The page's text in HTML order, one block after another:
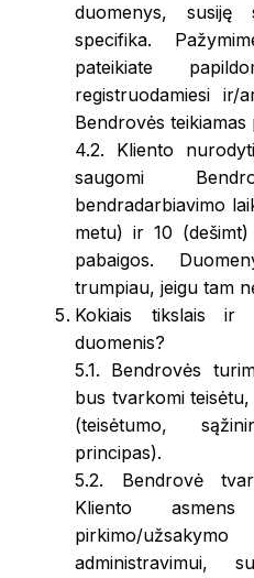
duomenys, susiję
specifika.
pateikiate
registruodamiesi ir/
Bendrovės teikiamas
4.2. Kliento
saugomi
bendradarbiavimo
metu) ir 10
pabaigos.
trumpiau, jeigu tam
Kokiais tikslais ir
duomenis?
5.1. Bendrovės
bus tvarkomi
(teisėtumo,
principas).
5.2. Bendrovė
Kliento
pirkimo/
administravimui,